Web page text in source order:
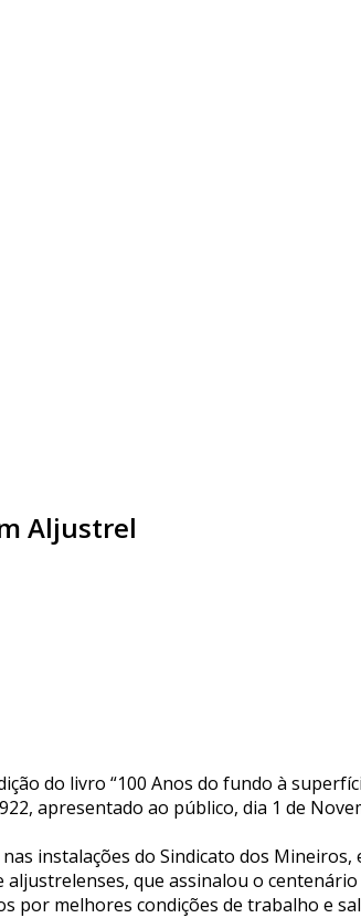
Aljustrel
do livro “100 Anos do fundo à
apresentado ao público, dia 1 de
instalações do Sindicato dos Mineiros,
que assinalou o
por melhores condições de trabalho e